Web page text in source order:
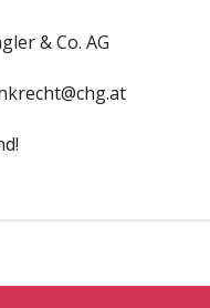
& Co. AG